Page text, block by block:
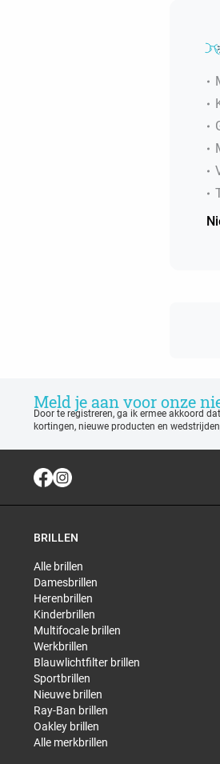
Meld je aan voor onze
Door te registreren, ga ik ermee akkoord
kortingen, nieuwe producten en
BRILLEN
Alle brillen
Damesbrillen
Herenbrillen
Kinderbrillen
Multifocale brillen
Werkbrillen
Blauwlichtfilter brillen
Sportbrillen
Nieuwe brillen
Ray-Ban brillen
Oakley brillen
Alle merkbrillen